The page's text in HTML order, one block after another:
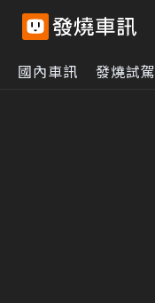
國內車訊 發燒試駕